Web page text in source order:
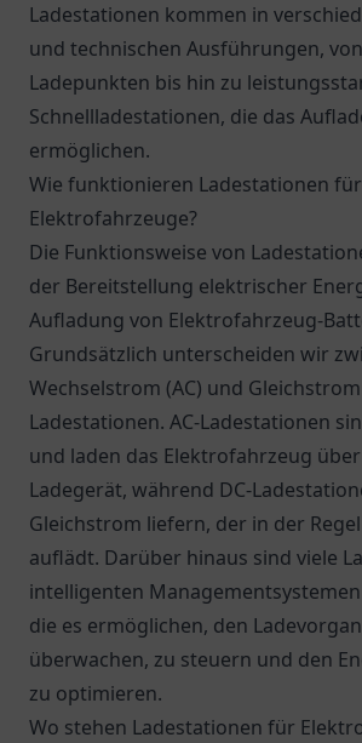
Ladestationen kommen in
und technischen Ausführungen,
Ladepunkten bis hin zu
Schnellladestationen, die das
ermöglichen.
Wie funktionieren Ladestationen für
Elektrofahrzeuge?
Die Funktionsweise von
der Bereitstellung elektrischer
Aufladung von Elektrofahrzeug-
Grundsätzlich unterscheiden wir
Wechselstrom (AC) und Gleichstrom
Ladestationen. AC-Ladestationen
und laden das Elektrofahrzeug
Ladegerät, während DC-
Gleichstrom liefern, der in der
auflädt. Darüber hinaus sind viele
intelligenten
die es ermöglichen, den
überwachen, zu steuern und den
zu optimieren.
Wo stehen Ladestationen für